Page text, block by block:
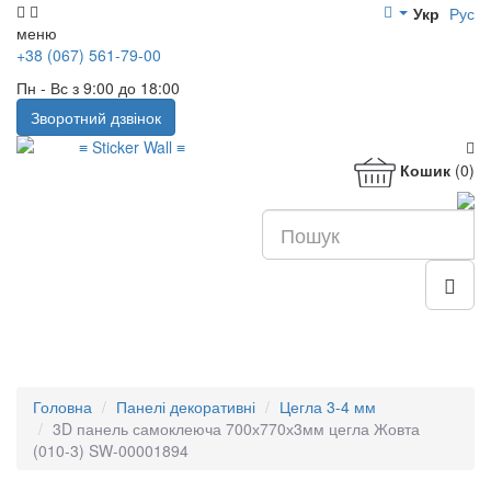
меню
Укр Рус
+38 (067) 561-79-00
Пн - Вс з 9:00 до 18:00
Зворотний дзвінок
Кошик (0)
Головна Панелі декоративні
Цегла 3-4 мм
3D панель самоклеюча 700х770х3мм цегла Жовта
(010-3) SW-00001894